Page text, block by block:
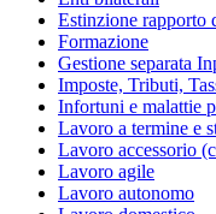
Estinzione rapporto
Formazione
Gestione separata
Imposte, Tributi,
Infortuni e malattie
Lavoro a termine e
Lavoro accessorio
Lavoro agile
Lavoro autonomo